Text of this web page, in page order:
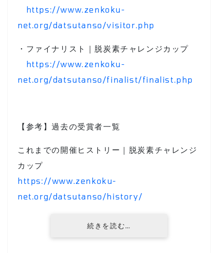
https://www.zenkoku-
net.org/datsutanso/visitor.php
・ファイナリスト｜脱炭素チャレンジカップ
https://www.zenkoku-
net.org/datsutanso/finalist/finalist.php
【参考】過去の受賞者一覧
これまでの開催ヒストリー｜脱炭素チャレンジ
カップ
https://www.zenkoku-
net.org/datsutanso/history/
続きを読む…